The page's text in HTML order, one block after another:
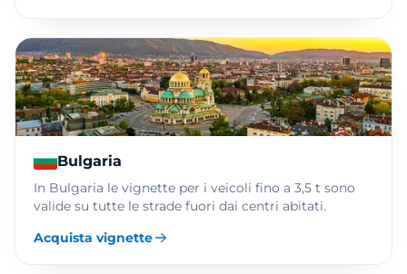
Bulgaria
In Bulgaria le vignette per i veicoli fino a 3,5 t sono
valide su tutte le strade fuori dai centri abitati.
Acquista vignette